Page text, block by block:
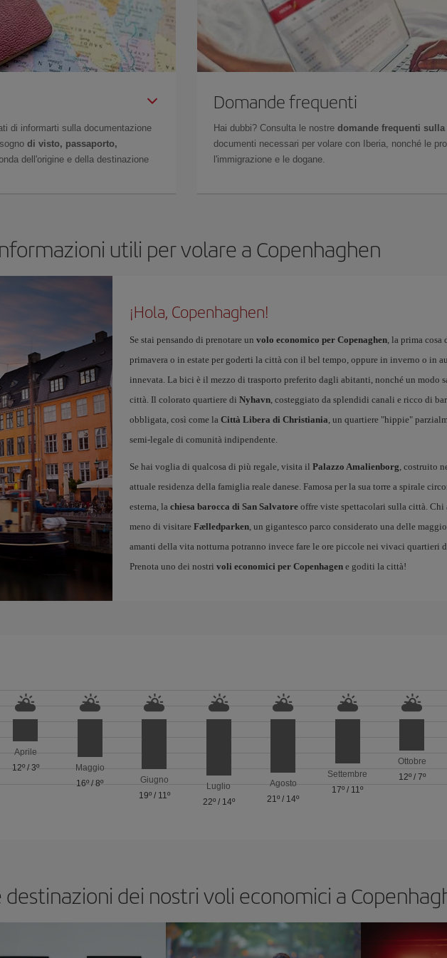
di informarti sulla documentazione
di visto, passaporto,
dell'origine e della destinazione
Domande frequenti
Hai dubbi? Consulta le nostre domande frequenti
documenti necessari per volare con Iberia, nonché le
l'immigrazione e le dogane.
utili per volare a Copenhaghen
¡Hola, Copenhaghen!
Se stai pensando di prenotare un volo economico per Copenaghen, la prima cosa
primavera o in estate per goderti la città con il bel tempo, oppure in inverno o in
innevata. La bici è il mezzo di trasporto preferito dagli abitanti, nonché un modo
città. Il colorato quartiere di Nyhavn, costeggiato da splendidi canali e ricco di
obbligata, così come la Città Libera di Christiania, un quartiere "hippie"
semi-legale di comunità indipendente.
Se hai voglia di qualcosa di più regale, visita il Palazzo Amalienborg, costruito
attuale residenza della famiglia reale danese. Famosa per la sua torre a spirale
esterna, la chiesa barocca di San Salvatoreoffre viste spettacolari sulla città. Chi
meno di visitare Fælledparken, un gigantesco parco considerato una delle
amanti della vita notturna potranno invece fare le ore piccole nei vivaci quartieri
Prenota uno dei nostri voli economici per Copenhagene goditi la città!
Aprile
12º/ 3º
Maggio
16º /8º
Giugno
19º/ 11º
Luglio
22º/ 14º
Agosto
21º / 14º
Settembre
17º / 11º
Ottobre
12º/ 7º
dei nostri voli economici a